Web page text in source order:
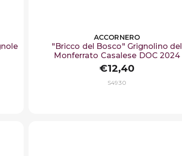
ACCORNERO
"Bricco del Bosco" Grignolino del
Monferrato Casalese DOC 2024
€12,40
S4930